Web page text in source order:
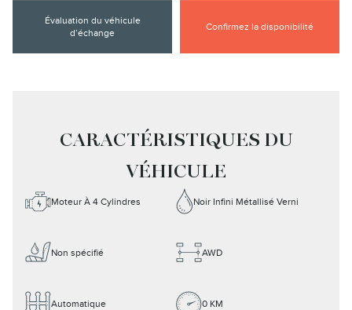
Évaluation du véhicule
d’échange
Confirmez la disponibilité
CARACTÉRISTIQUES DU
VÉHICULE
Moteur À 4 Cylindres Noir Infini Métallisé Verni
Non spécifié AWD
Automatique 0 KM